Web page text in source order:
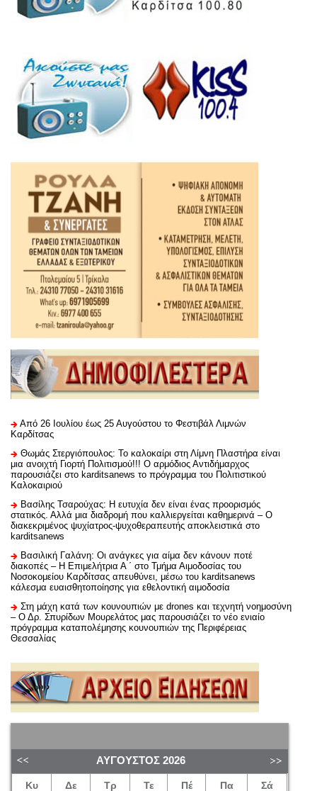
Από 26 Ιουλίου έως 25 Αυγούστου το Φεστιβάλ Λιμνών
Καρδίτσας
Θωμάς Στεργιόπουλος: Το καλοκαίρι στη Λίμνη Πλαστήρα είναι
μια ανοιχτή Γιορτή Πολιτισμού!!! Ο αρμόδιος Αντιδήμαρχος
παρουσιάζει στο karditsanews το πρόγραμμα του Πολιτιστικού
Καλοκαιριού
Βασίλης Τσαρούχας: Η ευτυχία δεν είναι ένας προορισμός
στατικός. Αλλά μια διαδρομή που καλλιεργείται καθημερινά – Ο
διακεκριμένος ψυχίατρος-ψυχοθεραπευτής αποκλειστικά στο
karditsanews
Βασιλική Γαλάνη: Οι ανάγκες για αίμα δεν κάνουν ποτέ
διακοπές – Η Επιμελήτρια Α ΄ στο Τμήμα Αιμοδοσίας του
Νοσοκομείου Καρδίτσας απευθύνει, μέσω του karditsanews
κάλεσμα ευαισθητοποίησης για εθελοντική αιμοδοσία
Στη μάχη κατά των κουνουπιών με drones και τεχνητή νοημοσύνη
– Ο Δρ. Σπυρίδων Μουρελάτος μας παρουσιάζει το νέο ενιαίο
πρόγραμμα καταπολέμησης κουνουπιών της Περιφέρειας
Θεσσαλίας
ΑΎΓΟΥΣΤΟΣ 2026
Κυ Δε Τρ Τε Πέ Πα Σά